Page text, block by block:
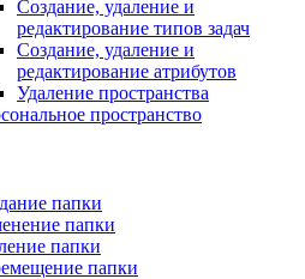
Создание, удаление и
редактирование типов задач
Создание, удаление и
редактирование атрибутов
Удаление пространства
пространство
папки
папки
папки
папки